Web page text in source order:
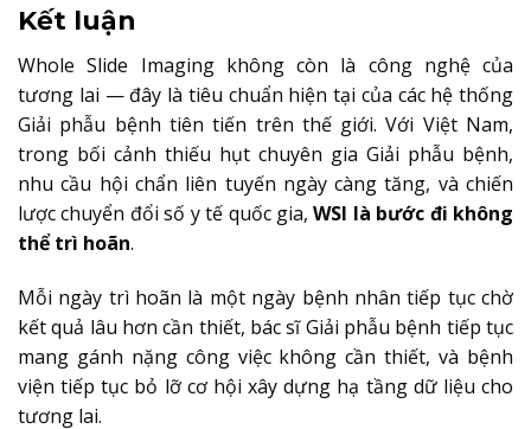
Kết luận
Whole Slide Imaging không còn là công nghệ của
tương lai — đây là tiêu chuẩn hiện tại của các hệ thống
Giải phẫu bệnh tiên tiến trên thế giới. Với Việt Nam,
trong bối cảnh thiếu hụt chuyên gia Giải phẫu bệnh,
nhu cầu hội chẩn liên tuyến ngày càng tăng, và chiến
lược chuyển đổi số y tế quốc gia,WSI là bước đi không
thể trì hoãn.
Mỗi ngày trì hoãn là một ngày bệnh nhân tiếp tục chờ
kết quả lâu hơn cần thiết, bác sĩ Giải phẫu bệnh tiếp tục
mang gánh nặng công việc không cần thiết, và bệnh
viện tiếp tục bỏ lỡ cơ hội xây dựng hạ tầng dữ liệu cho
tương lai.